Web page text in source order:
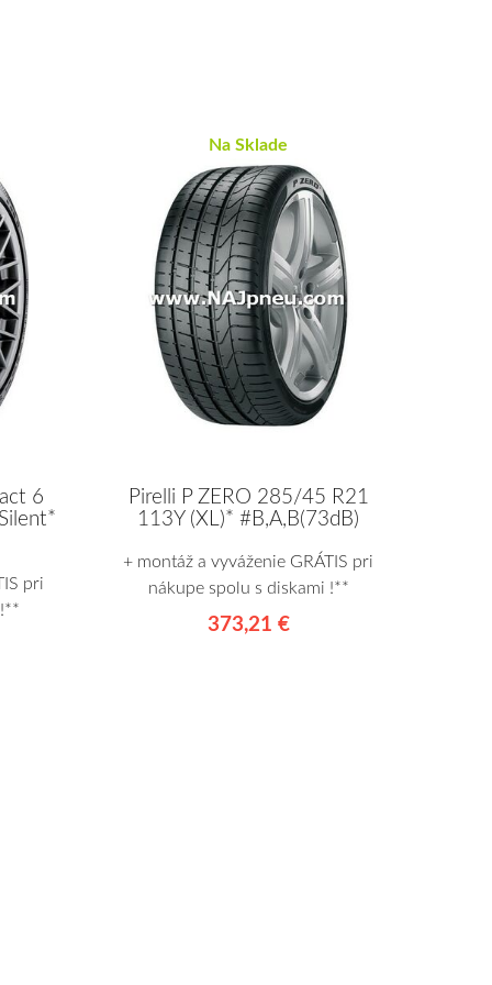
6
pri
Na Sklade
Pirelli P ZERO 285/45 R21
113Y (XL)* #B,A,B(73dB)
+ montáž a vyváženie GRÁTIS pri
nákupe spolu s diskami !**
373,21 €